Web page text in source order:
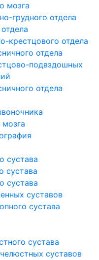
мозга
грудного отдела
крестцового отдела
отдела
подвздошных
отдела
сустава
сустава
сустава
суставов
сустава
сустава
суставов